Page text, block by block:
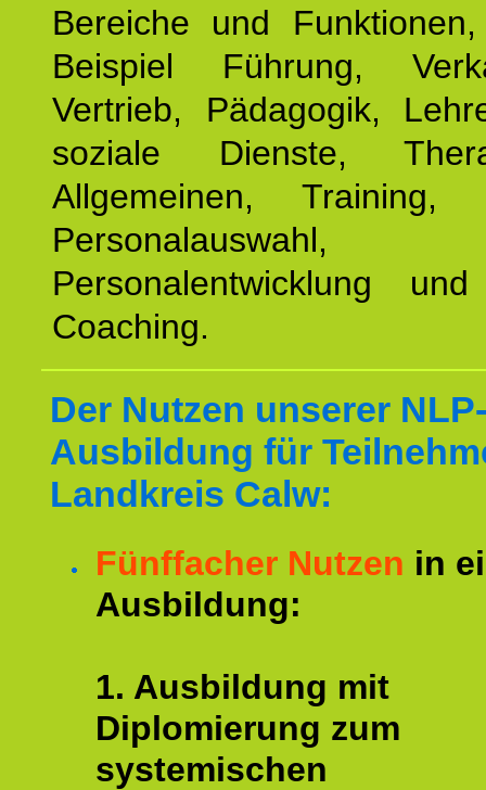
Bereiche und
Beispiel Führung,
Vertrieb, Pädagogik,
soziale Dienste,
Allgemeinen, Training,
Personalauswahl,
Personalentwicklung
Coaching.
Der Nutzen unserer
Ausbildung für
Landkreis Calw:
Fünffacher Nutzen in
Ausbildung:
1. Ausbildung mit
Diplomierung zum
systemischen